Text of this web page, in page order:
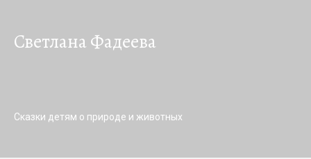
Светлана Фадеева
Сказки детям о природе и животных